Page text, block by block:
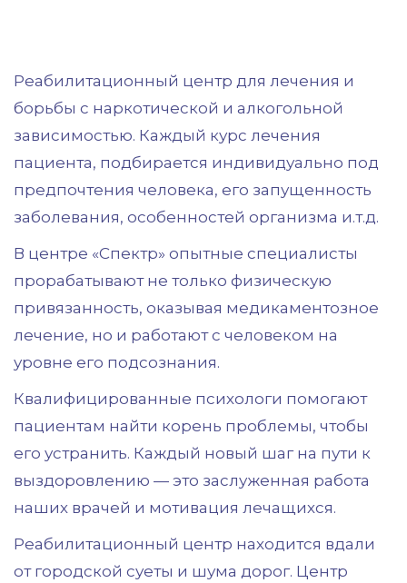
«Спектр»
в
Краснодаре
Реабилитационный центр для лечения и
борьбы с наркотической и алкогольной
зависимостью. Каждый курс лечения
пациента, подбирается индивидуально под
предпочтения человека, его запущенность
заболевания, особенностей организма и.т.д.
В центре «Спектр» опытные специалисты
прорабатывают не только физическую
привязанность, оказывая медикаментозное
лечение, но и работают с человеком на
уровне его подсознания.
Квалифицированные психологи помогают
пациентам найти корень проблемы, чтобы
его устранить. Каждый новый шаг на пути к
выздоровлению — это заслуженная работа
наших врачей и мотивация лечащихся.
Реабилитационный центр находится вдали
от городской суеты и шума дорог. Центр